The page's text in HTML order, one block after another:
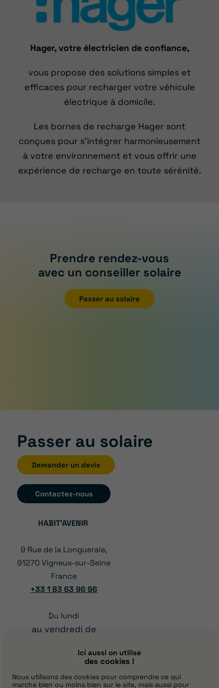
Ici aussi on utilise
des cookies !
Nous utilisons des cookies pour comprendre ce qui
marche bien ou moins bien sur le site, mais aussi pour
Hager, votre électricien de confiance,
vous propose des solutions simples et
efficaces pour recharger votre véhicule
électrique à domicile.
Les bornes de recharge Hager sont
conçues pour s’intégrer harmonieusement
à votre environnement et vous offrir une
expérience de recharge en toute sérénité.
Prendre rendez-vous
avec un conseiller solaire
Passer au solaire
Passer au solaire
Demander un devis
Contactez-nous
HABIT’AVENIR
9 Rue de la Longueraie,
91270 Vigneux-sur-Seine
France
+33 1 83 63 96 96
Du lundi
au vendredi de